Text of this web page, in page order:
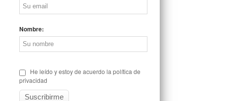
Nombre:
He leído y estoy de acuerdo la política de
privacidad